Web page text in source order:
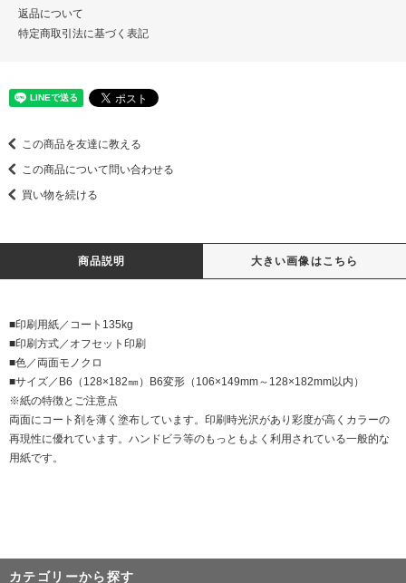
返品について
特定商取引法に基づく表記
この商品を友達に教える
この商品について問い合わせる
買い物を続ける
商品説明 大きい画像はこちら
■印刷用紙／コート135kg
■印刷方式／オフセット印刷
■色／両面モノクロ
■サイズ／B6（128×182㎜）B6変形（106×149mm～128×182mm以内）
※紙の特徴とご注意点
両面にコート剤を薄く塗布しています。印刷時光沢があり彩度が高くカラーの
再現性に優れています。ハンドビラ等のもっともよく利用されている一般的な
用紙です。
カテゴリーから探す